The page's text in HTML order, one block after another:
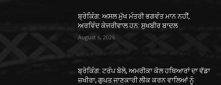
ਬ੍ਰੇਕਿੰਗ: ਅਸਲ ਮੁੱਖ ਮੰਤਰੀ ਭਗਵੰਤ ਮਾਨ ਨਹੀਂ,
ਅਰਵਿੰਦ ਕੇਜਰੀਵਾਲ ਹਨ: ਸੁਖਬੀਰ ਬਾਦਲ
August 6, 2026
ਬ੍ਰੇਕਿੰਗ: ਟਰੰਪ ਬੋਲੇ, ਅਮਰੀਕਾ ਕੋਲ ਹਥਿਆਰਾਂ ਦਾ ਵੱਡਾ
ਜ਼ਖੀਰਾ, ਗੁਪਤ ਜਾਣਕਾਰੀ ਲੀਕ ਕਰਨ ਵਾਲਿਆਂ ਨੂੰ